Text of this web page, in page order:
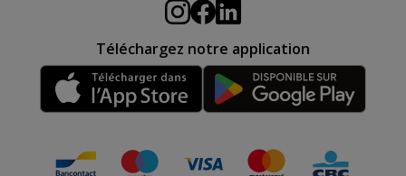
Téléchargez notre application